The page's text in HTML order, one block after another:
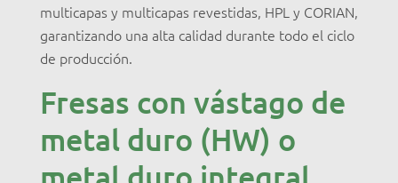
multicapas y multicapas revestidas, HPL y CORIAN,
garantizando una alta calidad durante todo el ciclo
de producción.
Fresas con vástago de
metal duro (HW) o